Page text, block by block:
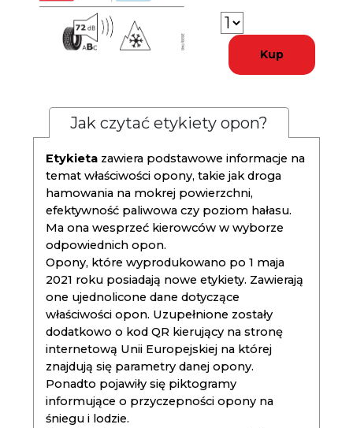
Kup
Jak czytać etykiety opon?
Etykieta zawiera podstawowe informacje na
temat właściwości opony, takie jak droga
hamowania na mokrej powierzchni,
efektywność paliwowa czy poziom hałasu.
Ma ona wesprzeć kierowców w wyborze
odpowiednich opon.
Opony, które wyprodukowano po 1 maja
2021 roku posiadają nowe etykiety. Zawierają
one ujednolicone dane dotyczące
właściwości opon. Uzupełnione zostały
dodatkowo o kod QR kierujący na stronę
internetową Unii Europejskiej na której
znajdują się parametry danej opony.
Ponadto pojawiły się piktogramy
informujące o przyczepności opony na
śniegu i lodzie.